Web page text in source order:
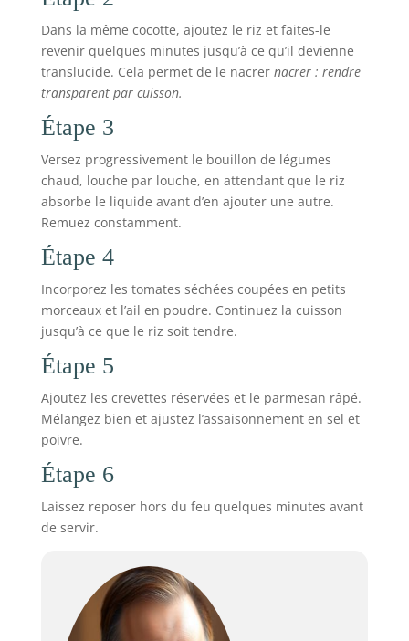
Dans la même cocotte, ajoutez le riz et faites-le
revenir quelques minutes jusqu’à ce qu’il devienne
translucide. Cela permet de le nacrer nacrer : rendre
transparent par cuisson.
Étape 3
Versez progressivement le bouillon de légumes
chaud, louche par louche, en attendant que le riz
absorbe le liquide avant d’en ajouter une autre.
Remuez constamment.
Étape 4
Incorporez les tomates séchées coupées en petits
morceaux et l’ail en poudre. Continuez la cuisson
jusqu’à ce que le riz soit tendre.
Étape 5
Ajoutez les crevettes réservées et le parmesan râpé.
Mélangez bien et ajustez l’assaisonnement en sel et
poivre.
Étape 6
Laissez reposer hors du feu quelques minutes avant
de servir.